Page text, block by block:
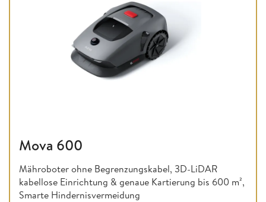
Mova 600
Mähroboter ohne Begrenzungskabel, 3D-LiDAR
kabellose Einrichtung & genaue Kartierung bis 600 m²,
Smarte Hindernisvermeidung